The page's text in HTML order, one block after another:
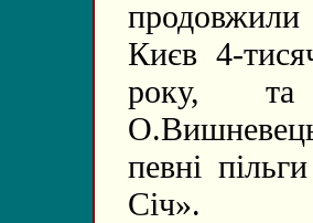
продовжили
Києв 4-
року, та
певні
Січ».